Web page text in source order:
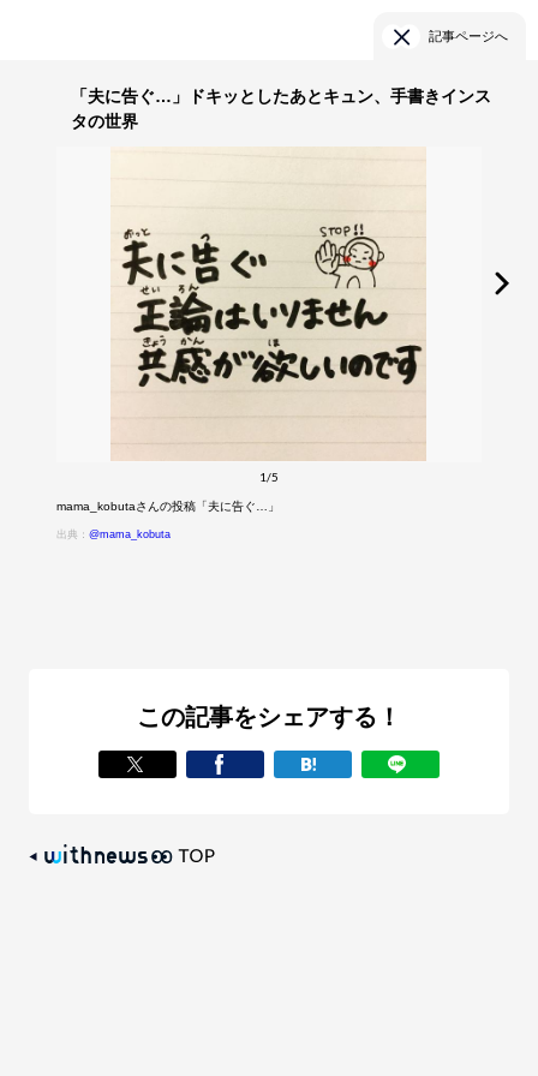
記事ページへ
「夫に告ぐ…」ドキッとしたあとキュン、手書きインス
タの世界
1/5
mama_kobutaさんの投稿「夫に告ぐ…」
出典：@mama_kobuta
この記事をシェアする！